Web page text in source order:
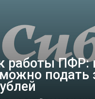
работы ПФР:
подать